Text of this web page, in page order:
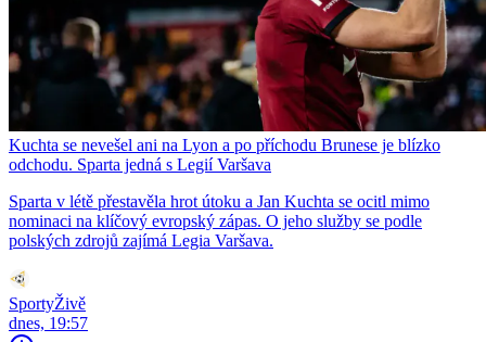
Kuchta se nevešel ani na Lyon a po příchodu Brunese je blízko
odchodu. Sparta jedná s Legií Varšava
Sparta v létě přestavěla hrot útoku a Jan Kuchta se ocitl mimo
nominaci na klíčový evropský zápas. O jeho služby se podle
polských zdrojů zajímá Legia Varšava.
SportyŽivě
dnes, 19:57